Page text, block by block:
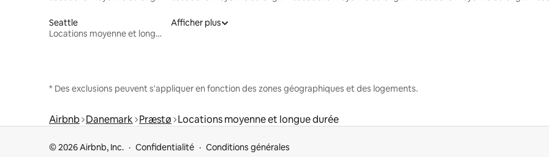
Seattle
Locations moyenne et longue durée
Afficher plus
* Des exclusions peuvent s'appliquer en fonction des zones géographiques et des logements.
Airbnb Danemark Præstø Locations moyenne et longue durée
© 2026 Airbnb, Inc. Confidentialité Conditions générales